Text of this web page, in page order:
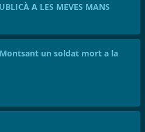
A LES MEVES MANS
un soldat mort a la